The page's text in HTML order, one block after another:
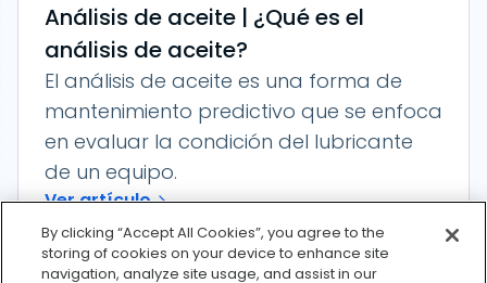
Análisis de aceite | ¿Qué es el
análisis de aceite?
El análisis de aceite es una forma de
mantenimiento predictivo que se enfoca
en evaluar la condición del lubricante
de un equipo.
Ver artículo
By clicking “Accept All Cookies”, you agree to the
storing of cookies on your device to enhance site
navigation, analyze site usage, and assist in our